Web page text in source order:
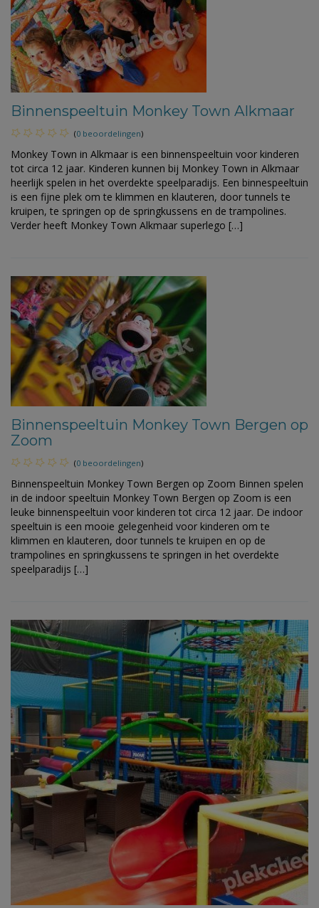
Binnenspeeltuin Monkey Town Alkmaar
(0 beoordelingen)
Monkey Town in Alkmaar is een binnenspeeltuin voor kinderen
tot circa 12 jaar. Kinderen kunnen bij Monkey Town in Alkmaar
heerlijk spelen in het overdekte speelparadijs. Een binnespeeltuin
is een fijne plek om te klimmen en klauteren, door tunnels te
kruipen, te springen op de springkussens en de trampolines.
Verder heeft Monkey Town Alkmaar superlego […]
Binnenspeeltuin Monkey Town Bergen op
Zoom
(0 beoordelingen)
Binnenspeeltuin Monkey Town Bergen op Zoom Binnen spelen
in de indoor speeltuin Monkey Town Bergen op Zoom is een
leuke binnenspeeltuin voor kinderen tot circa 12 jaar. De indoor
speeltuin is een mooie gelegenheid voor kinderen om te
klimmen en klauteren, door tunnels te kruipen en op de
trampolines en springkussens te springen in het overdekte
speelparadijs […]